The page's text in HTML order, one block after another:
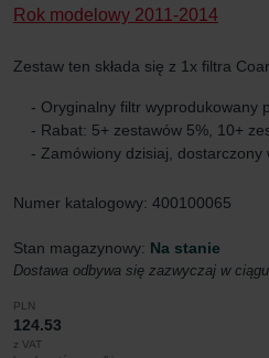
Rok modelowy 2011-2014
Zestaw ten składa się z 1x filtra
- Oryginalny filtr wyprodukowany
- Rabat: 5+ zestawów 5%, 10+
- Zamówiony dzisiaj, dostarczony
Numer katalogowy: 400100065
Stan magazynowy: Na stanie
Dostawa odbywa się zazwyczaj w
PLN
124.53
z VAT